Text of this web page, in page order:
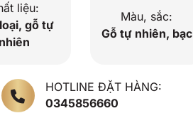
liệu:
gỗ tự
nhiên
Màu, sắc:
Gỗ tự nhiên, bạc
HOTLINE ĐẶT HÀNG:
0345856660